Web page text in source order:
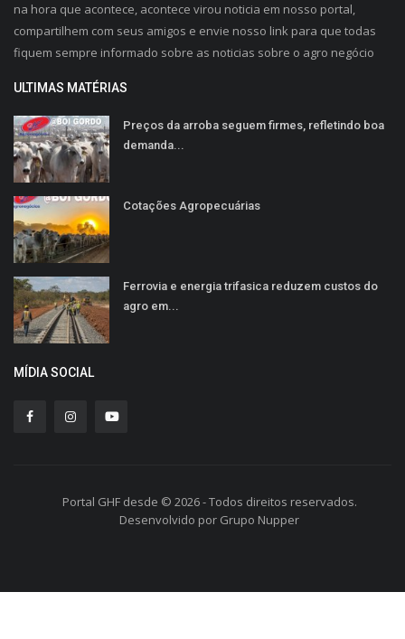
na hora que acontece, acontece virou noticia em nosso portal,
compartilhem com seus amigos e envie nosso link para que todas
fiquem sempre informado sobre as noticias sobre o agro negócio
ULTIMAS MATÉRIAS
Preços da arroba seguem firmes, refletindo boa
demanda...
Cotações Agropecuárias
Ferrovia e energia trifasica reduzem custos do
agro em...
MÍDIA SOCIAL
Portal GHF desde © 2026 - Todos direitos reservados.
Desenvolvido por Grupo Nupper